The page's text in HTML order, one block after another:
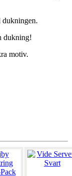
dukningen.
dukning!
motiv.